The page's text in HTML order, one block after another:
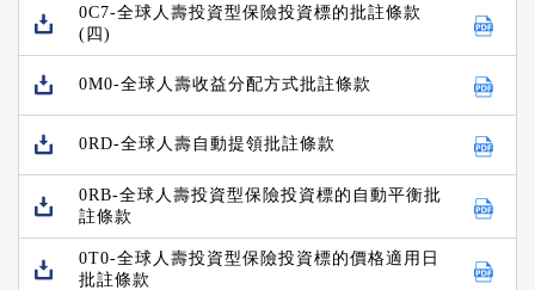
0C7-全球人壽投資型保險投資標的批註條款
(四)
0M0-全球人壽收益分配方式批註條款
0RD-全球人壽自動提領批註條款
0RB-全球人壽投資型保險投資標的自動平衡批
註條款
0T0-全球人壽投資型保險投資標的價格適用日
批註條款